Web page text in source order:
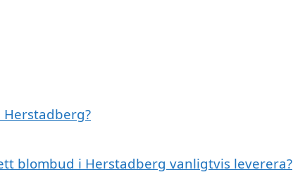
blombud i Herstadberg vanligtvis leverera?